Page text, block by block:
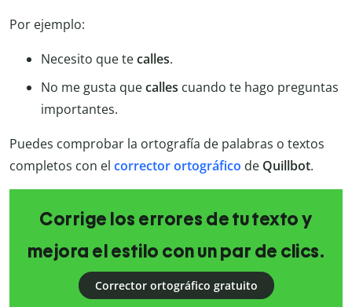
Por ejemplo:
Necesito que tecalles.
No me gusta quecalles cuando te hago preguntas
importantes.
Puedes comprobar la ortografía de palabras o textos
completos con el corrector ortográfico de Quillbot.
Corrige los errores de tu texto y
mejora el estilo con un par de clics.
Corrector ortográfico gratuito